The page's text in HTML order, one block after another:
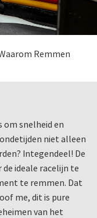
Remmen
om snelheid en
niet alleen
Integendeel! De
ideale racelijn te
te remmen. Dat
me, dit is pure
van het